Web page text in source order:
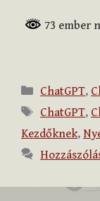
73 ember
Kategória
ChatGPT,
Címkék
ChatGPT,
Kezdőknek,